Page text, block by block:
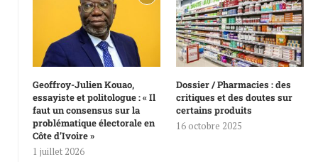
Geoffroy-Julien Kouao,
essayiste et politologue : « Il
faut un consensus sur la
problématique électorale en
Côte d’Ivoire »
1 juillet 2026
Dossier / Pharmacies : des
critiques et des doutes sur
certains produits
16 octobre 2025